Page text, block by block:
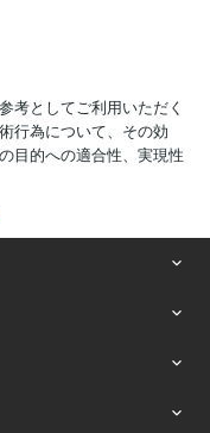
考としてご利用いただく
行為について、その効
目的への適合性、実現性
客様ご自身の自己責任に
たお客様の行動により生
供者は一切責任を負いか